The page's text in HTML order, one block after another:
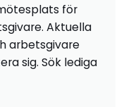
för
Aktuella
arbetsgivare
sig. Sök lediga